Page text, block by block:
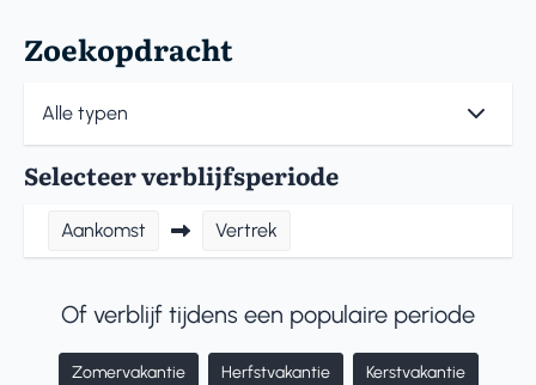
Zoekopdracht
Selecteer verblijfsperiode
Aankomst Vertrek
Of verblijf tijdens een populaire periode
Zomervakantie Herfstvakantie Kerstvakantie